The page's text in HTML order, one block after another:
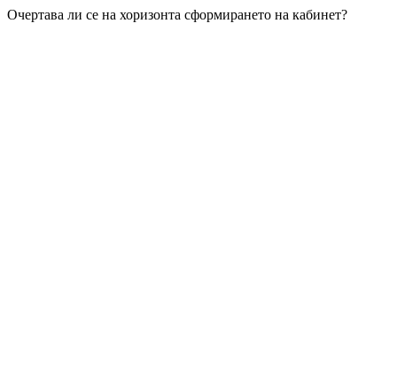
Очертава ли се на хоризонта сформирането на кабинет?